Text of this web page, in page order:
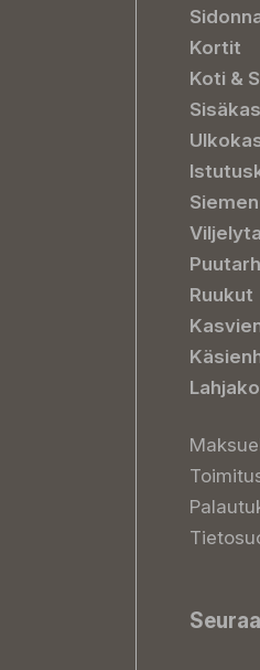
Kortit
Koti &
Ruukut